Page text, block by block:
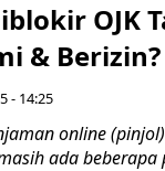
OJK
& Berizin?
- 14:25
online
ada beberapa